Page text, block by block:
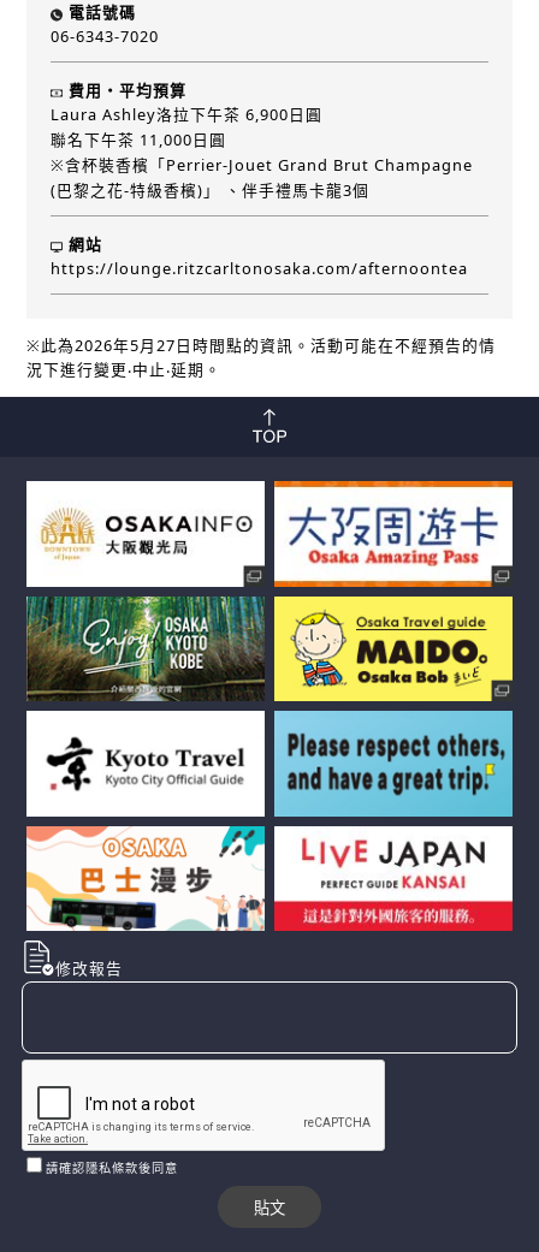
電話號碼
06-6343-7020
費用・平均預算
Laura Ashley洛拉下午茶 6,900日圓
聯名下午茶 11,000日圓
※含杯裝香檳「Perrier-Jouet Grand Brut Champagne
(巴黎之花-特級香檳)」 、伴手禮馬卡龍3個
網站
https://lounge.ritzcarltonosaka.com/afternoontea
※此為2026年5月27日時間點的資訊。活動可能在不經預告的情
況下進行變更‧中止‧延期。
修改報告
請確認隱私條款後同意